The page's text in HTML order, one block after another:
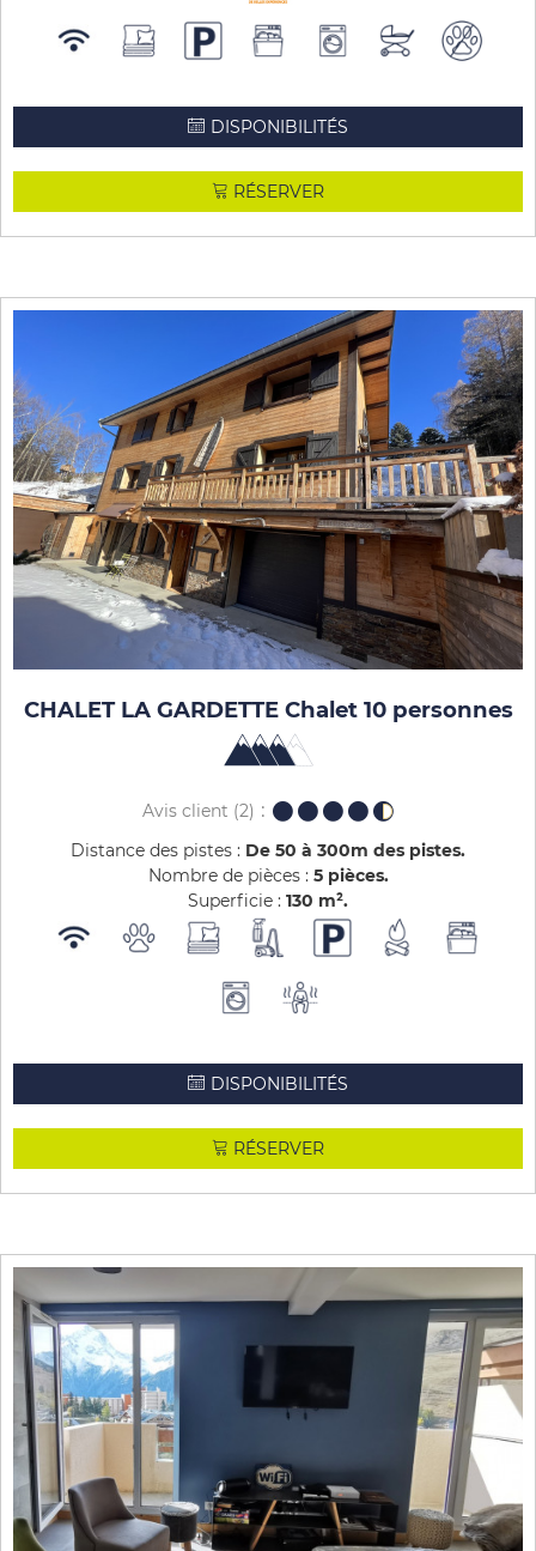
DISPONIBILITÉS
RÉSERVER
CHALET LA GARDETTE Chalet 10 personnes
Avis client (2)
Distance des pistes : De 50 à 300m des pistes
Nombre de pièces : 5 pièces
Superficie : 130 m²
DISPONIBILITÉS
RÉSERVER